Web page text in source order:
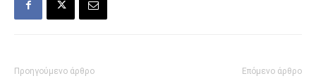
Προηγούμενο άρθρο Επόμενο άρθρο